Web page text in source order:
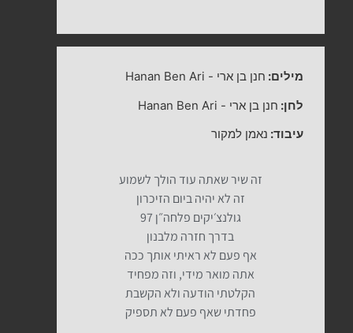
מילים: חנן בן ארי -
Hanan Ben Ari
לחן: חנן בן ארי -
Hanan Ben Ari
עיבוד: נאמן למקור
זה שיר שאתה עוד הולך לשמוע
זה לא יהיה ביום הזיכרון
גולנצ׳יקים פלחה״ן 97
בדרך חזרה מלבנון
אף פעם לא ראיתי אותך ככה
אתה מואר מידי, וזה מפחיד
הקלטתי הודעה ולא הקשבת
פחדתי שאף פעם לא תספיק